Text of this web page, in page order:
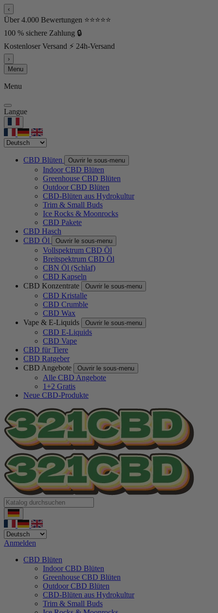
‹
Über 4.000 Bewertungen ⭐⭐⭐⭐⭐
100 % sichere Zahlung 🔒
Kostenloser Versand ⚡ 24h-Versand
›
Menu
Menu
Langue
CBD Blüten Ouvrir le sous-menu
Indoor CBD Blüten
Greenhouse CBD Blüten
Outdoor CBD Blüten
CBD-Blüten aus Hydrokultur
Trim & Small Buds
Ice Rocks & Moonrocks
CBD Pakete
CBD Hasch
CBD Öl
Ouvrir le sous-menu
Vollspektrum CBD Öl
Breitspektrum CBD Öl
CBN Öl (Schlaf)
CBD Kapseln
CBD Konzentrate
Ouvrir le sous-menu
CBD Kristalle
CBD Crumble
CBD Wax
Vape & E-Liquids
Ouvrir le sous-menu
CBD E-Liquids
CBD Vape
CBD für Tiere
CBD Ratgeber
CBD Angebote
Ouvrir le sous-menu
Alle CBD Angebote
1+2 Gratis
Neue CBD-Produkte
Anmelden
CBD Blüten
Indoor CBD Blüten
Greenhouse CBD Blüten
Outdoor CBD Blüten
CBD-Blüten aus Hydrokultur
Trim & Small Buds